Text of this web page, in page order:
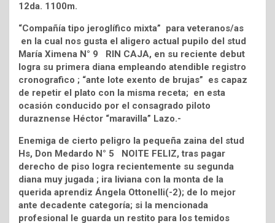
12da. 1100m.
“Compañía tipo jeroglífico mixta” para veteranos/as
en la cual nos gusta el aligero actual pupilo del stud
María Ximena N° 9 RIN CAJA, en su reciente debut
logra su primera diana empleando atendible registro
cronografico ; “ante lote exento de brujas” es capaz
de repetir el plato con la misma receta; en esta
ocasión conducido por el consagrado piloto
duraznense Héctor “maravilla” Lazo.-
Enemiga de cierto peligro la pequeña zaina del stud
Hs, Don Medardo N° 5 NOITE FELIZ, tras pagar
derecho de piso logra recientemente su segunda
diana muy jugada ; ira liviana con la monta de la
querida aprendiz Ángela Ottonelli(-2); de lo mejor
ante decadente categoría; si la mencionada
profesional le guarda un restito para los temidos